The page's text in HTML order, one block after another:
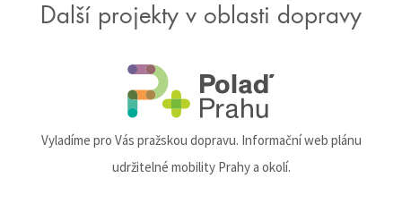
Další projekty v oblasti dopravy
Vyladíme pro Vás pražskou dopravu. Informační web plánu
udržitelné mobility Prahy a okolí.